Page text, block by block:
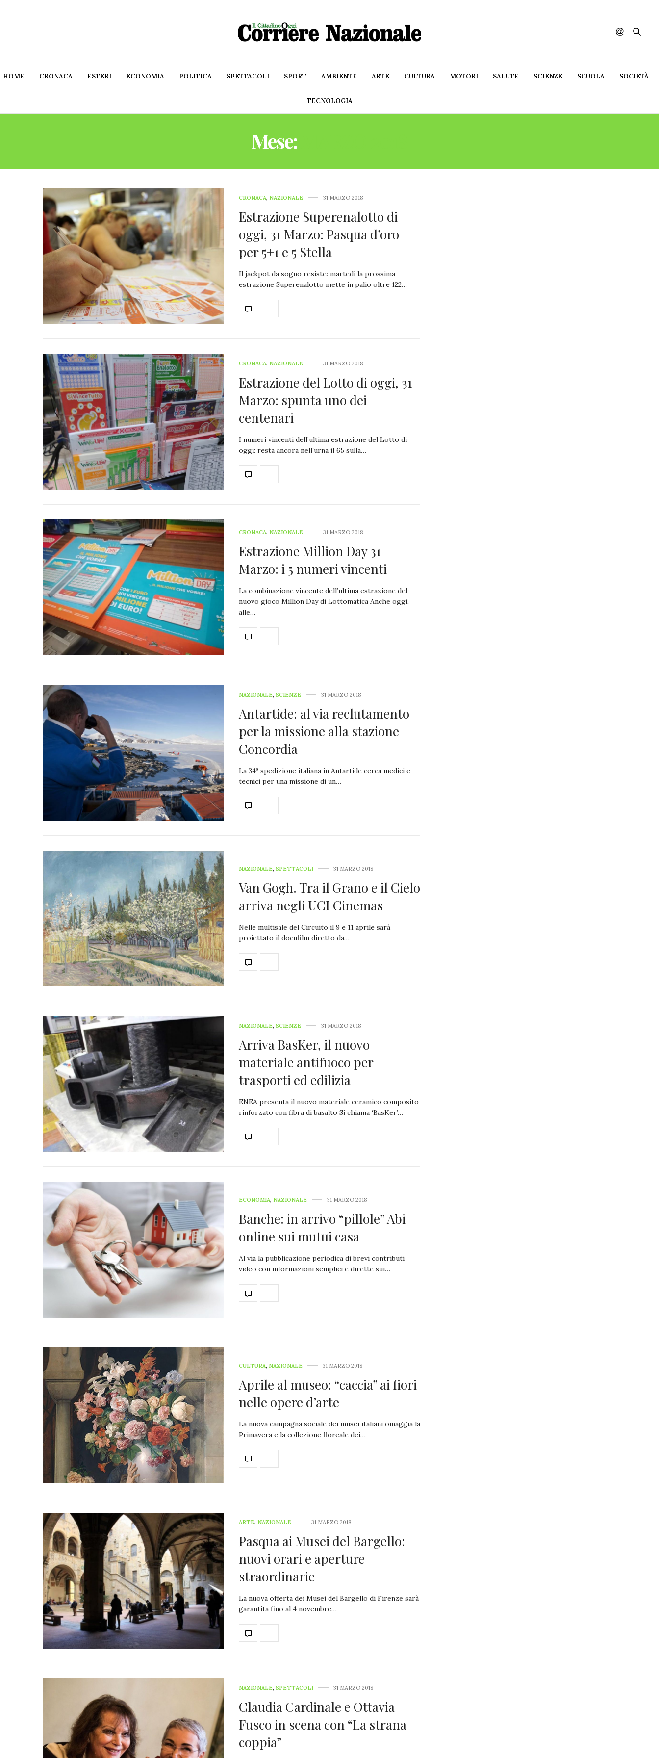
HOME CRONACA ESTERI ECONOMIA POLITICA SPETTACOLI SPORT AMBIENTE ARTE CULTURA MOTORI SALUTE SCIENZE SCUOLA SOCIETÀ
TECNOLOGIA
Mese:
CRONACA, NAZIONALE 31 MARZO 2018
Estrazione Superenalotto di
oggi, 31 Marzo: Pasqua d’oro
per 5+1 e 5 Stella
Il jackpot da sogno resiste: martedì la prossima
estrazione Superenalotto mette in palio oltre 122…
CRONACA, NAZIONALE 31 MARZO 2018
Estrazione del Lotto di oggi, 31
Marzo: spunta uno dei
centenari
I numeri vincenti dell’ultima estrazione del Lotto di
oggi: resta ancora nell’urna il 65 sulla…
CRONACA, NAZIONALE 31 MARZO 2018
Estrazione Million Day 31
Marzo: i 5 numeri vincenti
La combinazione vincente dell’ultima estrazione del
nuovo gioco Million Day di Lottomatica Anche oggi,
alle…
NAZIONALE, SCIENZE 31 MARZO 2018
Antartide: al via reclutamento
per la missione alla stazione
Concordia
La 34ª spedizione italiana in Antartide cerca medici e
tecnici per una missione di un…
NAZIONALE, SPETTACOLI 31 MARZO 2018
Van Gogh. Tra il Grano e il Cielo
arriva negli UCI Cinemas
Nelle multisale del Circuito il 9 e 11 aprile sarà
proiettato il docufilm diretto da…
NAZIONALE, SCIENZE 31 MARZO 2018
Arriva BasKer, il nuovo
materiale antifuoco per
trasporti ed edilizia
ENEA presenta il nuovo materiale ceramico composito
rinforzato con fibra di basalto Si chiama ‘BasKer’…
ECONOMIA, NAZIONALE 31 MARZO 2018
Banche: in arrivo “pillole” Abi
online sui mutui casa
Al via la pubblicazione periodica di brevi contributi
video con informazioni semplici e dirette sui…
CULTURA, NAZIONALE 31 MARZO 2018
Aprile al museo: “caccia” ai fiori
nelle opere d’arte
La nuova campagna sociale dei musei italiani omaggia la
Primavera e la collezione floreale dei…
ARTE, NAZIONALE 31 MARZO 2018
Pasqua ai Musei del Bargello:
nuovi orari e aperture
straordinarie
La nuova offerta dei Musei del Bargello di Firenze sarà
garantita fino al 4 novembre…
NAZIONALE, SPETTACOLI 31 MARZO 2018
Claudia Cardinale e Ottavia
Fusco in scena con “La strana
coppia”